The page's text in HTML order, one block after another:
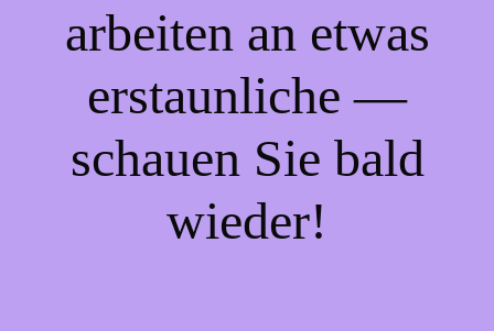
arbeiten an etwas
erstaunliche —
schauen Sie bald
wieder!